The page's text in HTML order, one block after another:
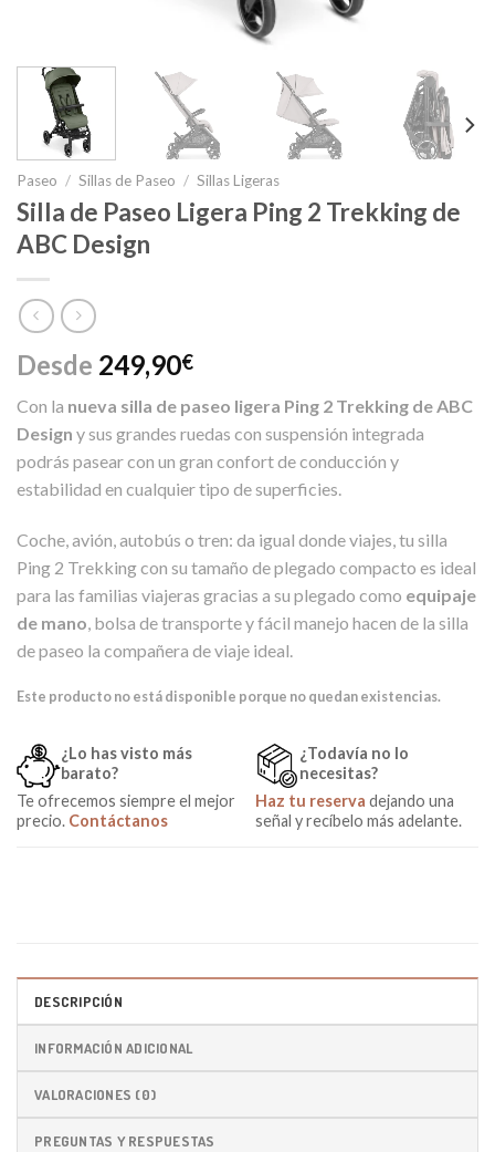
Paseo / Sillas de Paseo / Sillas Ligeras
Silla de Paseo Ligera Ping 2 Trekking de
ABC Design
Desde 249,90€
Con la nueva silla de paseo ligera Ping 2 Trekking de ABC
Design y sus grandes ruedas con suspensión integrada
podrás pasear con un gran confort de conducción y
estabilidad en cualquier tipo de superficies.
Coche, avión, autobús o tren: da igual donde viajes, tu silla
Ping 2 Trekking con su tamaño de plegado compacto es ideal
para las familias viajeras gracias a su plegado como equipaje
de mano, bolsa de transporte y fácil manejo hacen de la silla
de paseo la compañera de viaje ideal.
Este producto no está disponible porque no quedan existencias.
¿Lo has visto más
barato?
Te ofrecemos siempre el mejor
precio. Contáctanos
¿Todavía no lo
necesitas?
Haz tu reserva dejando una
señal y recíbelo más adelante.
DESCRIPCIÓN
INFORMACIÓN ADICIONAL
VALORACIONES (0)
PREGUNTAS Y RESPUESTAS